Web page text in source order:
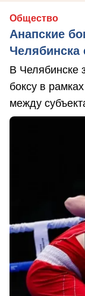
Общество
Анапские
Челябинска
В Челябинске
боксу в
между